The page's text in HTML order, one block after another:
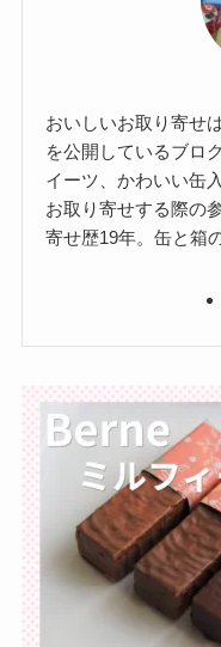
おいしいお取り寄せ
を公開しているブロ
イーツ、かわいい缶
お取り寄せする際の
寄せ歴19年。缶と箱